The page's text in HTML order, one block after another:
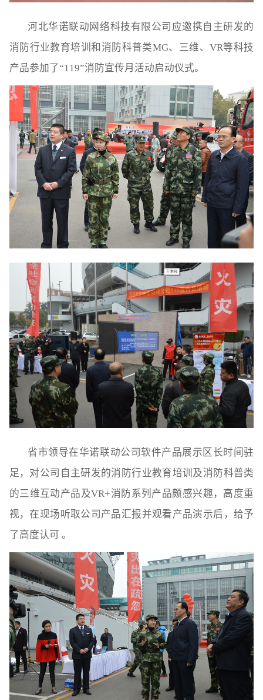
河北华诺联动网络科技有限公司应邀携自主研发的
消防行业教育培训和消防科普类MG、三维、VR等科技
产品参加了“119”消防宣传月活动启动仪式。
省市领导在华诺联动公司软件产品展示区长时间驻
足，对公司自主研发的消防行业教育培训及消防科普类
的三维互动产品及VR+消防系列产品颇感兴趣，高度重
视，在现场听取公司产品汇报并观看产品演示后，给予
了高度认可 。